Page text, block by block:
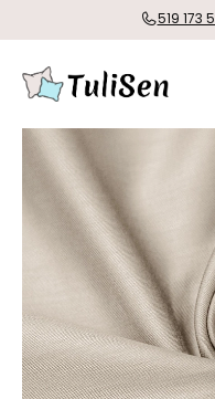
519 173